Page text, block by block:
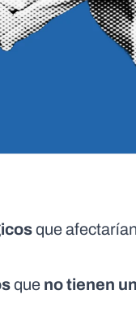
que
que no tienen